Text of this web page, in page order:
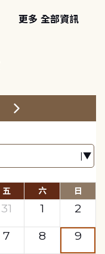
更多 全部資訊
五 六 日
31 1
2
7 8
9